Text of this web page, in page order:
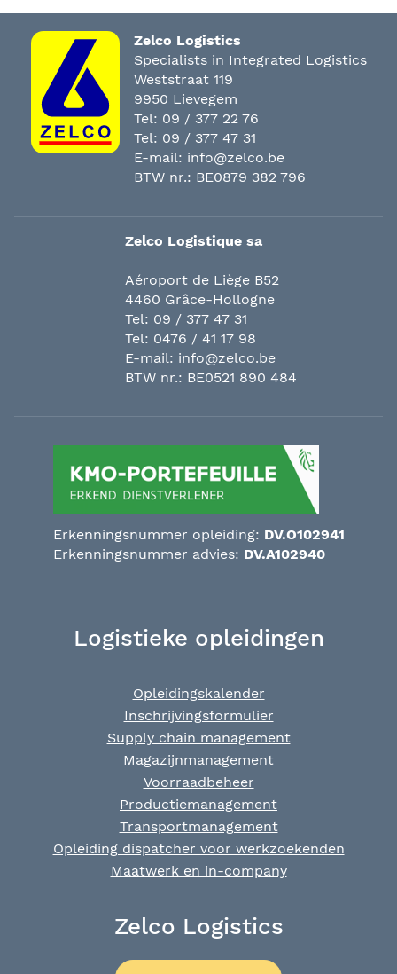
Zelco Logistics
Specialists in Integrated Logistics
Weststraat 119
9950 Lievegem
Tel: 09 / 377 22 76
Tel: 09 / 377 47 31
E-mail: info@zelco.be
BTW nr.: BE0879 382 796
Erkenningsnummer opleiding: DV.O102941
Erkenningsnummer advies: DV.A102940
Zelco Logistique sa
Aéroport de Liège B52
4460 Grâce-Hollogne
Tel: 09 / 377 47 31
Tel: 0476 / 41 17 98
E-mail: info@zelco.be
BTW nr.: BE0521 890 484
Logistieke opleidingen
Opleidingskalender
Inschrijvingsformulier
Supply chain management
Magazijnmanagement
Voorraadbeheer
Productiemanagement
Transportmanagement
Opleiding dispatcher voor werkzoekenden
Maatwerk en in-company
Zelco Logistics